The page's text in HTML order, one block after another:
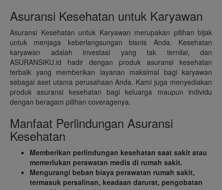
Asuransi Kesehatan untuk Karyawan
Asuransi Kesehatan untuk Karyawan merupakan pilihan bijak
untuk menjaga keberlangsungan bisnis Anda. Kesehatan
karyawan adalah investasi yang tak ternilai, dan
ASURANSIKU.id hadir dengan produk asuransi kesehatan
terbaik yang memberikan layanan maksimal bagi karyawan
sebagai aset utama perusahaan Anda. Kami juga menyediakan
produk asuransi kesehatan bagi keluarga maupun individu
dengan beragam pilihan coveragenya.
Manfaat Perlindungan Asuransi
Kesehatan
Memberikan perlindungan kesehatan saat sakit atau
memerlukan perawatan medis di rumah sakit.
Mengurangi beban biaya perawatan rumah sakit,
termasuk persalinan, keadaan darurat, pengobatan